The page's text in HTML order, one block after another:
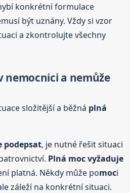
konkrétní formulace
být uznány. Vždy si vzor
a zkontrolujte všechny
nemocnici a nemůže
složitější a běžná plná
podepsat, je nutné řešit situaci
Plná mocvyžaduje
platná. Někdy může pomoci
záleží na konkrétní situaci.